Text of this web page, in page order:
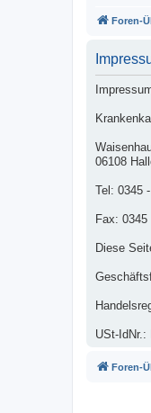
Foren-
06108
Tel: 0345
Fax:
Diese
USt-IdNr.:
Foren-